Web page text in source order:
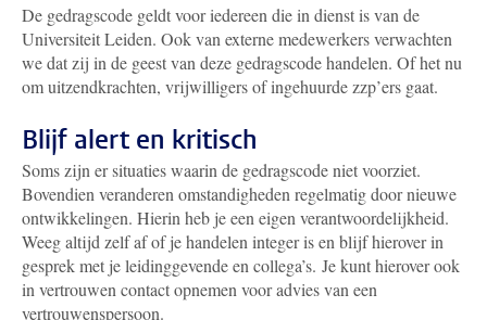
De gedragscode geldt voor iedereen die in dienst is van de
Universiteit Leiden. Ook van externe medewerkers verwachten
we dat zij in de geest van deze gedragscode handelen. Of het nu
om uitzendkrachten, vrijwilligers of ingehuurde zzp’ers gaat.
Blijf alert en kritisch
Soms zijn er situaties waarin de gedragscode niet voorziet.
Bovendien veranderen omstandigheden regelmatig door nieuwe
ontwikkelingen. Hierin heb je een eigen verantwoordelijkheid.
Weeg altijd zelf af of je handelen integer is en blijf hierover in
gesprek met je leidinggevende en collega’s. Je kunt hierover ook
in vertrouwen contact opnemen voor advies van een
vertrouwenspersoon.